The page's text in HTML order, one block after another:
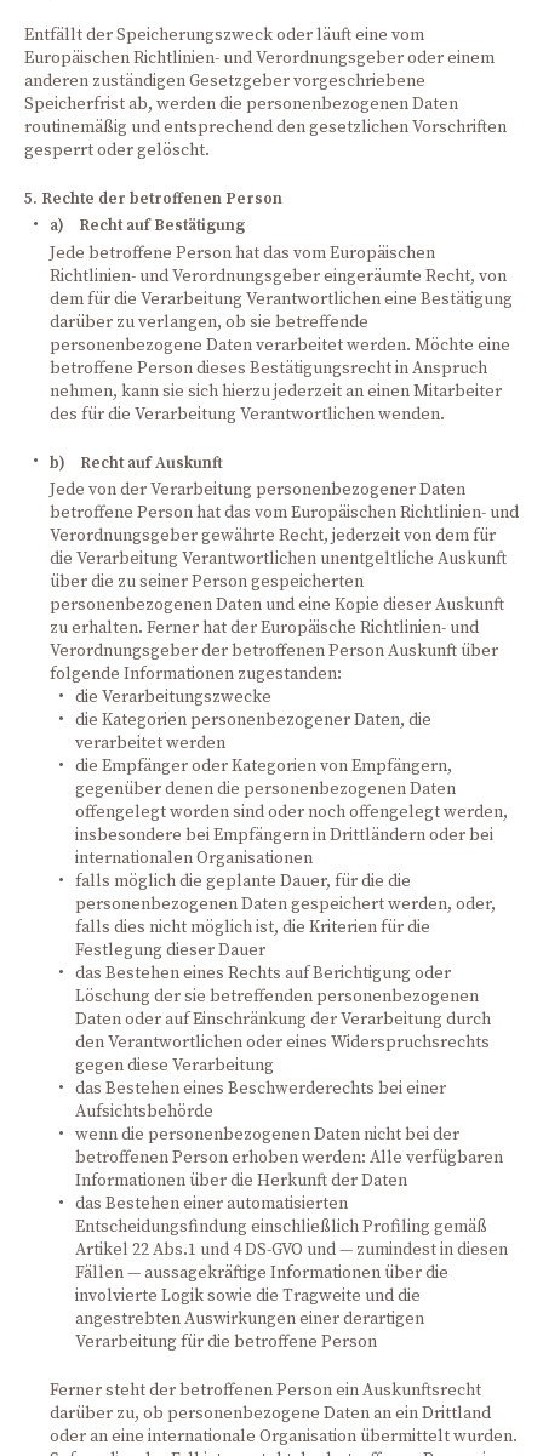
Entfällt der Speicherungszweck oder läuft eine vom
Europäischen Richtlinien- und Verordnungsgeber oder einem
anderen zuständigen Gesetzgeber vorgeschriebene
Speicherfrist ab, werden die personenbezogenen Daten
routinemäßig und entsprechend den gesetzlichen Vorschriften
gesperrt oder gelöscht.
5. Rechte der betroffenen Person
a) Recht auf Bestätigung
Jede betroffene Person hat das vom Europäischen
Richtlinien- und Verordnungsgeber eingeräumte Recht, von
dem für die Verarbeitung Verantwortlichen eine Bestätigung
darüber zu verlangen, ob sie betreffende
personenbezogene Daten verarbeitet werden. Möchte eine
betroffene Person dieses Bestätigungsrecht in Anspruch
nehmen, kann sie sich hierzu jederzeit an einen Mitarbeiter
des für die Verarbeitung Verantwortlichen wenden.
b) Recht auf Auskunft
Jede von der Verarbeitung personenbezogener Daten
betroffene Person hat das vom Europäischen Richtlinien- und
Verordnungsgeber gewährte Recht, jederzeit von dem für
die Verarbeitung Verantwortlichen unentgeltliche Auskunft
über die zu seiner Person gespeicherten
personenbezogenen Daten und eine Kopie dieser Auskunft
zu erhalten. Ferner hat der Europäische Richtlinien- und
Verordnungsgeber der betroffenen Person Auskunft über
folgende Informationen zugestanden:
die Verarbeitungszwecke
die Kategorien personenbezogener Daten, die
verarbeitet werden
die Empfänger oder Kategorien von Empfängern,
gegenüber denen die personenbezogenen Daten
offengelegt worden sind oder noch offengelegt werden,
insbesondere bei Empfängern in Drittländern oder bei
internationalen Organisationen
falls möglich die geplante Dauer, für die die
personenbezogenen Daten gespeichert werden, oder,
falls dies nicht möglich ist, die Kriterien für die
Festlegung dieser Dauer
das Bestehen eines Rechts auf Berichtigung oder
Löschung der sie betreffenden personenbezogenen
Daten oder auf Einschränkung der Verarbeitung durch
den Verantwortlichen oder eines Widerspruchsrechts
gegen diese Verarbeitung
das Bestehen eines Beschwerderechts bei einer
Aufsichtsbehörde
wenn die personenbezogenen Daten nicht bei der
betroffenen Person erhoben werden: Alle verfügbaren
Informationen über die Herkunft der Daten
das Bestehen einer automatisierten
Entscheidungsfindung einschließlich Profiling gemäß
Artikel 22 Abs.1 und 4 DS-GVO und — zumindest in diesen
Fällen — aussagekräftige Informationen über die
involvierte Logik sowie die Tragweite und die
angestrebten Auswirkungen einer derartigen
Verarbeitung für die betroffene Person
Ferner steht der betroffenen Person ein Auskunftsrecht
darüber zu, ob personenbezogene Daten an ein Drittland
oder an eine internationale Organisation übermittelt wurden.